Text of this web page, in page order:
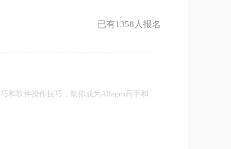
已有1358人报名
和软件操作技巧，助你成为Allegro高手和